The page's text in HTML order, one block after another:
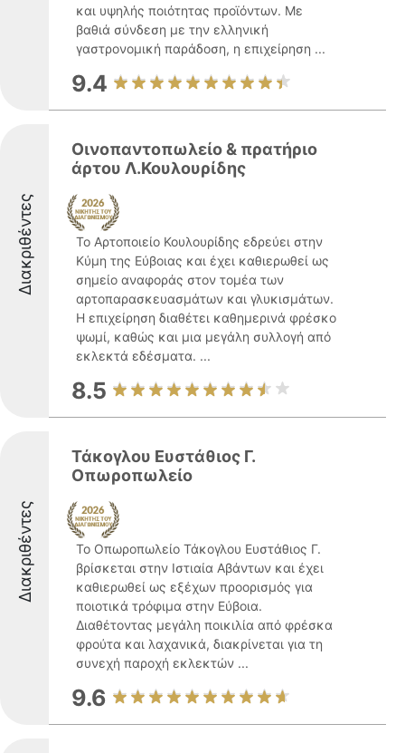
και υψηλής ποιότητας προϊόντων. Με
βαθιά σύνδεση με την ελληνική
γαστρονομική παράδοση, η επιχείρηση ...
9.4
Διακριθέντες
Οινοπαντοπωλείο & πρατήριο
άρτου Λ.Κουλουρίδης
Το Αρτοποιείο Κουλουρίδης εδρεύει στην
Κύμη της Εύβοιας και έχει καθιερωθεί ως
σημείο αναφοράς στον τομέα των
αρτοπαρασκευασμάτων και γλυκισμάτων.
Η επιχείρηση διαθέτει καθημερινά φρέσκο
ψωμί, καθώς και μια μεγάλη συλλογή από
εκλεκτά εδέσματα. ...
8.5
Διακριθέντες
Τάκογλου Ευστάθιος Γ.
Οπωροπωλείο
Το Οπωροπωλείο Τάκογλου Ευστάθιος Γ.
βρίσκεται στην Ιστιαία Αβάντων και έχει
καθιερωθεί ως εξέχων προορισμός για
ποιοτικά τρόφιμα στην Εύβοια.
Διαθέτοντας μεγάλη ποικιλία από φρέσκα
φρούτα και λαχανικά, διακρίνεται για τη
συνεχή παροχή εκλεκτών ...
9.6